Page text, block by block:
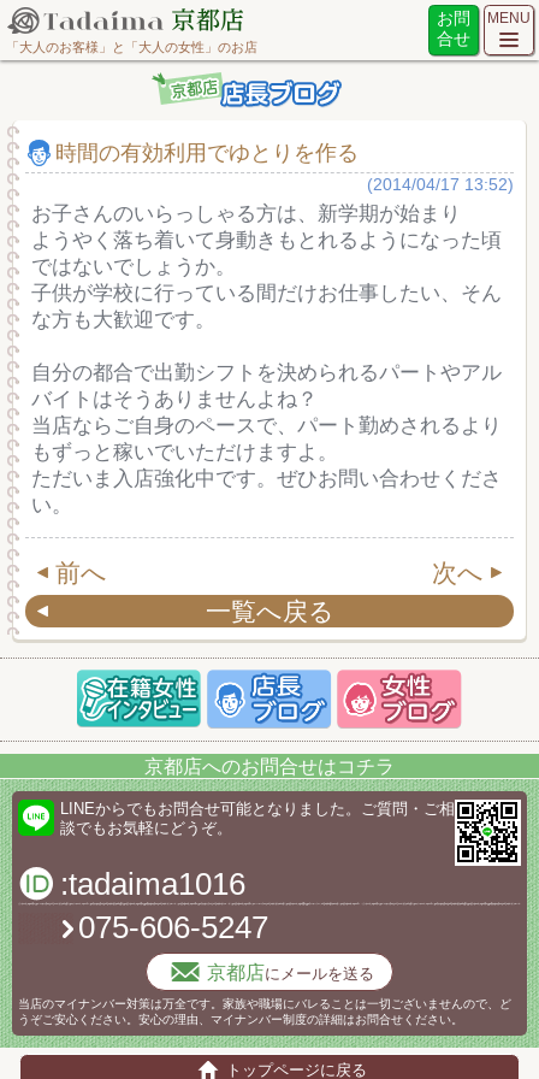
「大人のお客様」と「大人の女性」のお店
お問
合せ
MENU
時間の有効利用でゆとりを作る
(2014/04/17 13:52)
お子さんのいらっしゃる方は、新学期が始まり
ようやく落ち着いて身動きもとれるようになった頃
ではないでしょうか。
子供が学校に行っている間だけお仕事したい、そん
な方も大歓迎です。
自分の都合で出勤シフトを決められるパートやアル
バイトはそうありませんよね？
当店ならご自身のペースで、パート勤めされるより
もずっと稼いでいただけますよ。
ただいま入店強化中です。ぜひお問い合わせくださ
い。
前へ
次へ
一覧へ戻る
京都店へのお問合せはコチラ
LINEからでもお問合せ可能となりました。ご質問・ご相
談でもお気軽にどうぞ。
:tadaima1016
075-606-5247
京都店にメールを送る
当店のマイナンバー対策は万全です。家族や職場にバレることは一切ございませんので、ど
うぞご安心ください。安心の理由、マイナンバー制度の詳細はお問合せください。
トップページに戻る